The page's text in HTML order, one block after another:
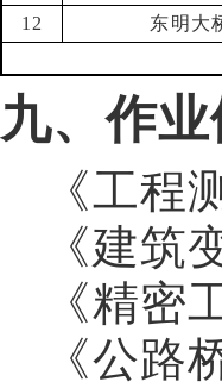
12
东明大
九、作
《工程
《建筑
《精
《公路